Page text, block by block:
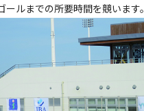
ールまでの所要時間を競います。